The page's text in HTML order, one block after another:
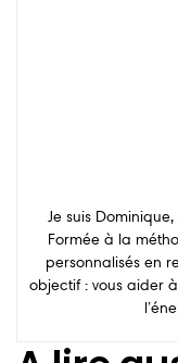
Je suis
Formée à la
personnalisés en
objectif : vous aider